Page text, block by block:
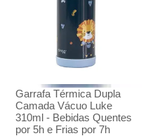
Garrafa Térmica Dupla
Camada Vácuo Luke
310ml - Bebidas Quentes
por 5h e Frias por 7h